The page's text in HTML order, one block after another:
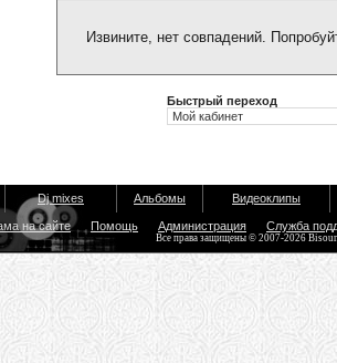
Извините, нет совпадений.
Быстрый переход
Dj mixes Альбомы Видеоклипы
на сайте Помощь Администрация Служба
Все права защищены © 2007-2026